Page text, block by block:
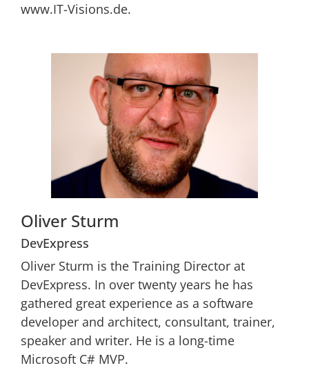
www.IT-Visions.de.
Oliver Sturm
DevExpress
Oliver Sturm is the Training Director at
DevExpress. In over twenty years he has
gathered great experience as a software
developer and architect, consultant, trainer,
speaker and writer. He is a long-time
Microsoft C# MVP.